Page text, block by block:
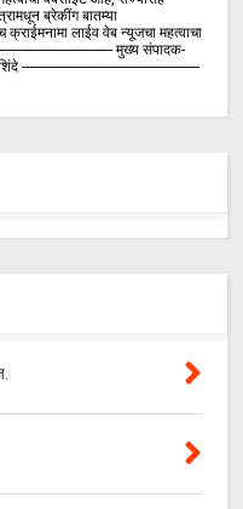
ब्रेकींग बातम्या
क्राईमनामा लाईव वेब न्यूजचा महत्वाचा
मुख्य संपादक-